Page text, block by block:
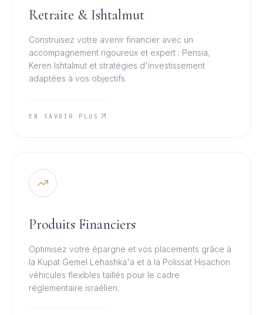
Retraite & Ishtalmut
Construisez votre avenir financier avec un
accompagnement rigoureux et expert : Pensia,
Keren Ishtalmut et stratégies d'investissement
adaptées à vos objectifs.
EN SAVOIR PLUS
Produits Financiers
Optimisez votre épargne et vos placements grâce à
la Kupat Gemel Lehashka'a et à la Polissat Hisachon
véhicules flexibles taillés pour le cadre
réglementaire israélien.